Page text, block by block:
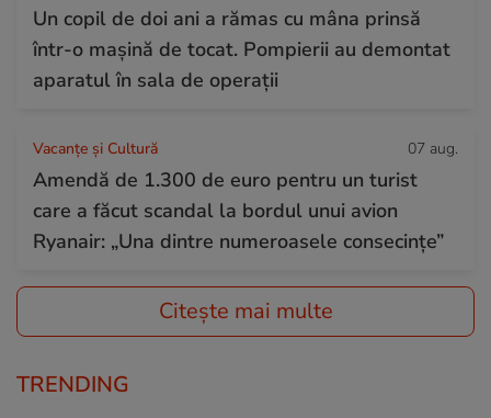
Un copil de doi ani a rămas cu mâna prinsă
într-o mașină de tocat. Pompierii au demontat
aparatul în sala de operații
Vacanțe și Cultură 07 aug.
Amendă de 1.300 de euro pentru un turist
care a făcut scandal la bordul unui avion
Ryanair: „Una dintre numeroasele consecințe”
Citește mai multe
TRENDING